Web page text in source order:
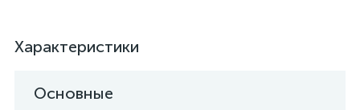
Характеристики
Основные